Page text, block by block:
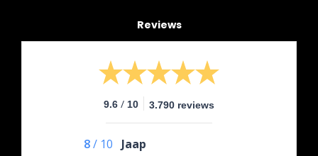
Reviews
9.6 / 10 3.790 reviews
8/ 10
Jaap